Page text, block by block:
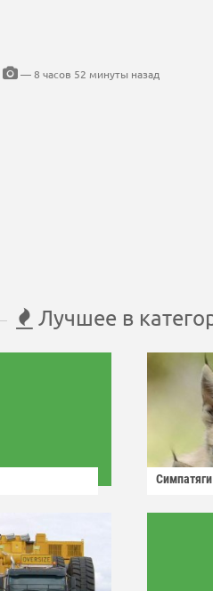
— 8 часов 52 минуты назад
Лучшее в
Симпатяги